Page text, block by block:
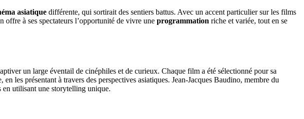
asiatique différente, qui sortirait des sentiers battus. Avec un accent particulier sur les films
à ses spectateurs l’opportunité de vivre une programmation riche et variée, tout en se
un large éventail de cinéphiles et de curieux. Chaque film a été sélectionné pour sa
les présentant à travers des perspectives asiatiques. Jean-Jacques Baudino, membre du
en utilisant une storytelling unique.